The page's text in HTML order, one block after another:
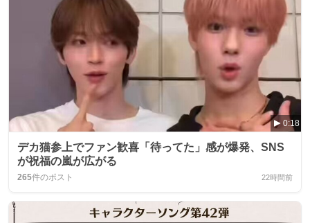
0:18
デカ猫参上でファン歓喜「待ってた」感が爆発、SNS
が祝福の嵐が広がる
265件のポスト 22時間前